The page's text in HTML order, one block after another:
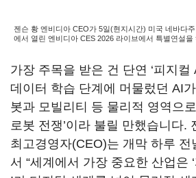
젠슨 황 엔비디아 CEO가 5일(현지시간) 미국 네바다
에서 열린 엔비디아 CES 2026 라이브에서 특별연설
가장 주목을 받은 건 단연 ‘피지컬
데이터 학습 단계에 머물렀던 AI
봇과 모빌리티 등 물리적 영역으
로봇 전쟁’이라 불릴 만했습니다.
최고경영자(CEO)는 개막 하루 전
서 “세계에서 가장 중요한 산업은 ‘